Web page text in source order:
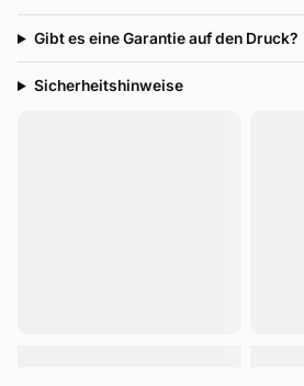
Gibt es eine Garantie auf den Druck?
Sicherheitshinweise